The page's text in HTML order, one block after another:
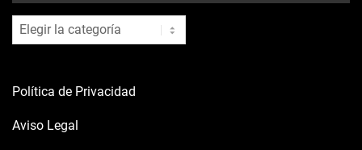
blog
Política de Privacidad
Aviso Legal